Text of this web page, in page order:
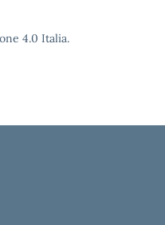
4.0 Italia.